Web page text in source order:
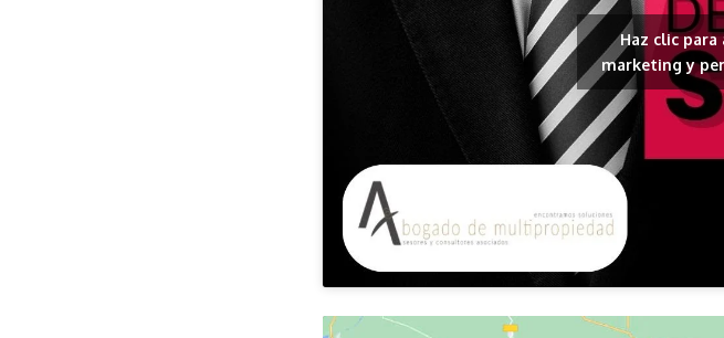
Haz clic para
marketing y